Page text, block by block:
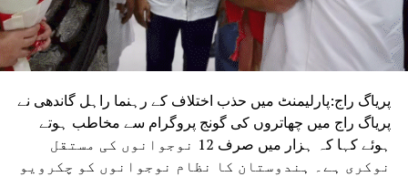
پریاگ راج:پارلیمنٹ میں حذب اختلاف کے رہنما راہل گاندھی نے
پریاگ راج میں چھاتروں کی گونج پروگرام سے مخاطب ہوتے
ہوئے کہا کہ ہزار میں صرف 12 نوجوانوں کی مستقل
نوکری ہے۔ ہندوستان کا نظام نوجوانوں کو چکرویو